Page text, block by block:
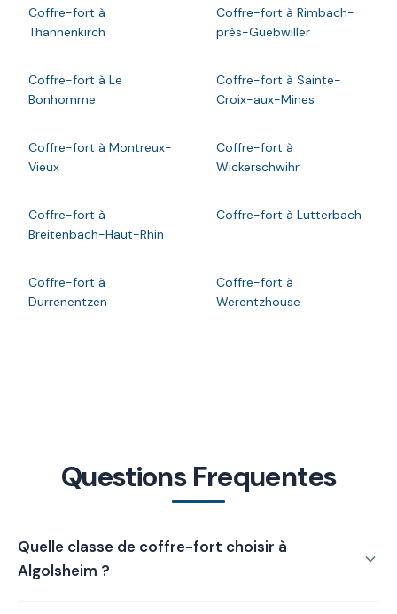
Coffre-fort à
Thannenkirch
Coffre-fort à Rimbach-
près-Guebwiller
Coffre-fort à Le
Bonhomme
Coffre-fort à Sainte-
Croix-aux-Mines
Coffre-fort à Montreux-
Vieux
Coffre-fort à
Wickerschwihr
Coffre-fort à
Breitenbach-Haut-Rhin
Coffre-fort à Lutterbach
Coffre-fort à
Durrenentzen
Coffre-fort à
Werentzhouse
Questions Frequentes
Quelle classe de coffre-fort choisir à
Algolsheim ?